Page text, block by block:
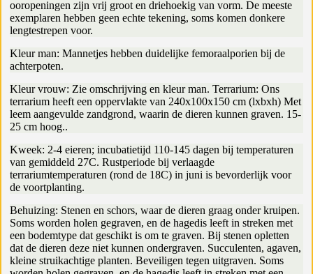
ooropeningen zijn vrij groot en driehoekig van vorm. De meeste
exemplaren hebben geen echte tekening, soms komen donkere
lengtestrepen voor.
Kleur man: Mannetjes hebben duidelijke femoraalporien bij de
achterpoten.
Kleur vrouw: Zie omschrijving en kleur man. Terrarium: Ons
terrarium heeft een oppervlakte van 240x100x150 cm (lxbxh) Met
leem aangevulde zandgrond, waarin de dieren kunnen graven. 15-
25 cm hoog..
Kweek: 2-4 eieren; incubatietijd 110-145 dagen bij temperaturen
van gemiddeld 27C. Rustperiode bij verlaagde
terrariumtemperaturen (rond de 18C) in juni is bevorderlijk voor
de voortplanting.
Behuizing: Stenen en schors, waar de dieren graag onder kruipen.
Soms worden holen gegraven, en de hagedis leeft in streken met
een bodemtype dat geschikt is om te graven. Bij stenen opletten
dat de dieren deze niet kunnen ondergraven. Succulenten, agaven,
kleine struikachtige planten. Beveiligen tegen uitgraven. Soms